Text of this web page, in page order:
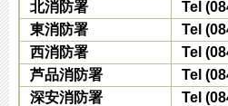
北消防署
Tel
東消防署
Tel
西消防署
Tel
芦品消防署
Tel
深安消防署
Tel